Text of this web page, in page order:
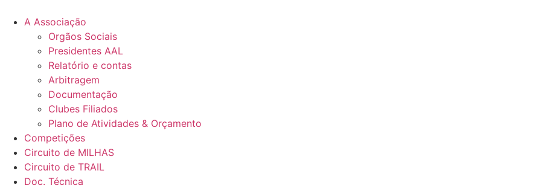
para
conteúdo
A Associação
Orgãos Sociais
Presidentes AAL
Relatório e contas
Arbitragem
Documentação
Clubes Filiados
Plano de Atividades & Orçamento
Competições
Circuito de MILHAS
Circuito de TRAIL
Doc. Técnica